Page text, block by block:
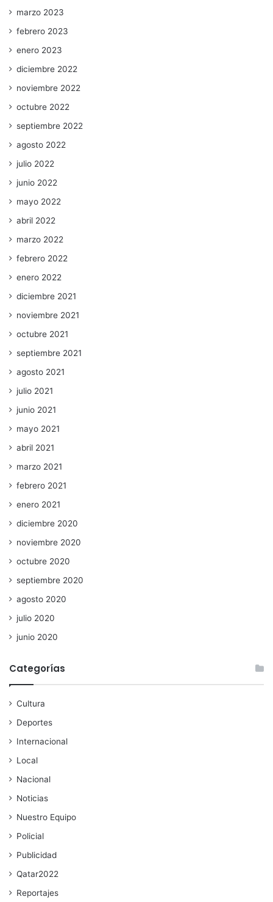
marzo 2023
febrero 2023
enero 2023
diciembre 2022
noviembre 2022
octubre 2022
septiembre 2022
agosto 2022
julio 2022
junio 2022
mayo 2022
abril 2022
marzo 2022
febrero 2022
enero 2022
diciembre 2021
noviembre 2021
octubre 2021
septiembre 2021
agosto 2021
julio 2021
junio 2021
mayo 2021
abril 2021
marzo 2021
febrero 2021
enero 2021
diciembre 2020
noviembre 2020
octubre 2020
septiembre 2020
agosto 2020
julio 2020
junio 2020
Categorías
Cultura
Deportes
Internacional
Local
Nacional
Noticias
Nuestro Equipo
Policial
Publicidad
Qatar2022
Reportajes